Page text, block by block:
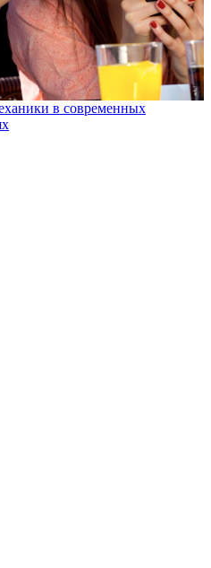
в современных